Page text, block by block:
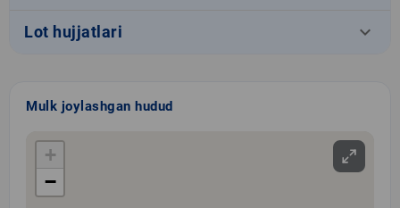
Lot hujjatlari keyboard_arrow_down
Mulk joylashgan hudud
+
−